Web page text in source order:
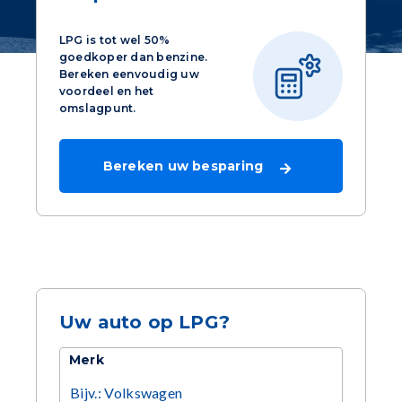
LPG is tot wel 50%
goedkoper dan benzine.
Bereken eenvoudig uw
voordeel en het
omslagpunt.
Bereken uw besparing
Uw auto op LPG?
Merk